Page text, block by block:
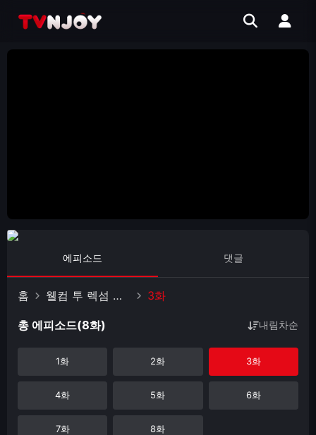
에피소드 댓글
홈 웰컴 투 렉섬 시즌5 3화
총 에피소드(8화) 내림차순
1화 2화 3화
4화 5화 6화
7화 8화